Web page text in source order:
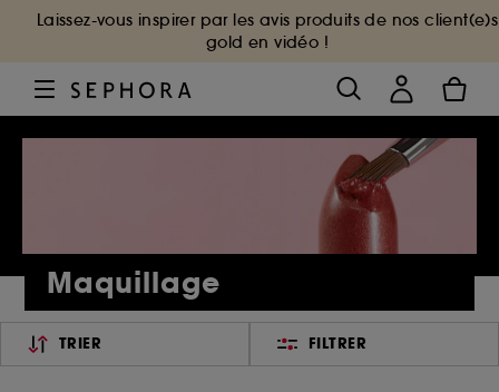
Laissez-vous inspirer par les avis produits de nos client(e)s
gold en vidéo !
Maquillage
TRIER FILTRER